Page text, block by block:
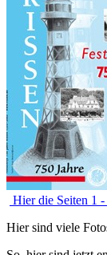
Hier die Seiten 1 -
Hier sind viele